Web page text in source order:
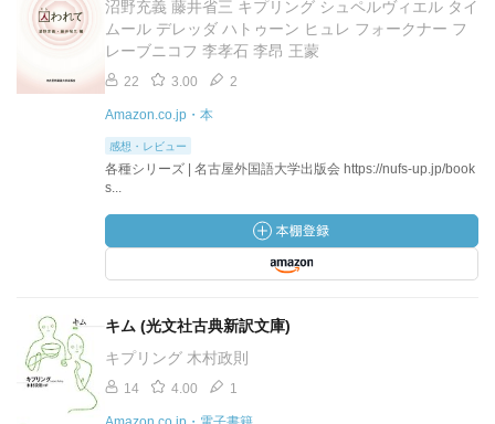
沼野充義 藤井省三 キプリング シュペルヴィエル タイ
ムール デレッダ ハトゥーン ヒュレ フォークナー フ
レーブニコフ 李孝石 李昂 王蒙
22 3.00 2
Amazon.co.jp・本
感想・レビュー
各種シリーズ | 名古屋外国語大学出版会 https://nufs-up.jp/book
s...
キム (光文社古典新訳文庫)
キプリング 木村政則
14 4.00 1